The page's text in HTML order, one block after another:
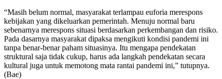
“Masih belum normal, masyarakat terlampau euforia merespons
kebijakan yang dikeluarkan pemerintah. Menuju normal baru
sebenarnya merespons situasi berdasarkan perkembangan dan risiko.
Pada dasarnya masyarakat dipaksa mengikuti kondisi pandemi ini
tanpa benar-benar paham situasinya. Itu mengapa pendekatan
struktural saja tidak cukup, harus ada langkah pendekatan secara
kultural juga untuk memotong mata rantai pandemi ini,” tutupnya.
(Bae)